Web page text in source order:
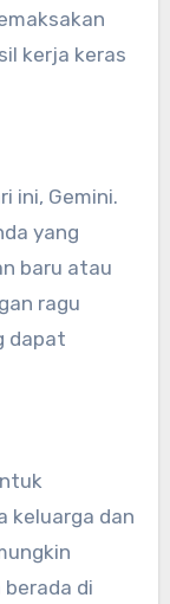
kerja keras
ini, Gemini.
yang
baru atau
ragu
dapat
keluarga dan
di